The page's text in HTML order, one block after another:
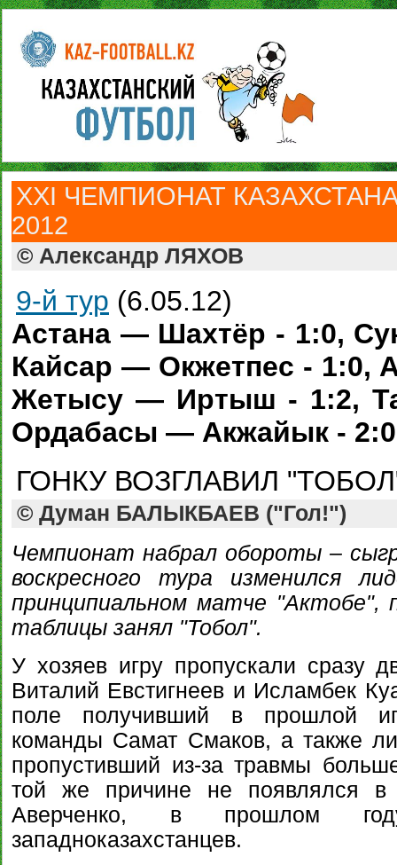
ХXI ЧЕМПИОНАТ
2012
© Александр ЛЯХОВ
9-й тур (6.05.12)
Астана — Шахтёр - 1:0,
Кайсар — Окжетпес - 1:0,
Жетысу — Иртыш - 1:2,
Ордабасы — Акжайык - 2:0
ГОНКУ ВОЗГЛАВИЛ
© Думан БАЛЫКБАЕВ ("Гол!")
Чемпионат набрал обороты –
воскресного тура изменился
принципиальном матче "Актобе",
таблицы занял "Тобол".
У хозяев игру пропускали сразу
Виталий Евстигнеев и Исламбек
поле получивший в прошлой
команды Самат Смаков, а также
пропустивший из-за травмы
той же причине не появлялся в
Аверченко, в прошлом
западноказахстанцев.